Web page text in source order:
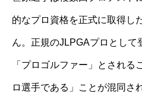
的なプロ資格を正式に取得し
ん。正規のJLPGAプロとして
「プロゴルファー」とされ
ロ選手である」ことが混同さ